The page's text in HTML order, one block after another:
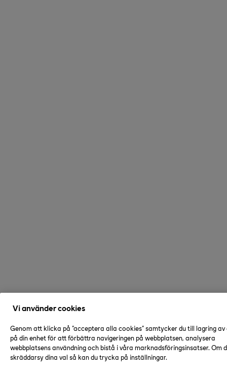
Vi använder cookies
Genom att klicka på "acceptera alla cookies" samtycker du till lagring av
på din enhet för att förbättra navigeringen på webbplatsen, analysera
webbplatsens användning och bistå i våra marknadsföringsinsatser. Om
skräddarsy dina val så kan du trycka på inställningar.